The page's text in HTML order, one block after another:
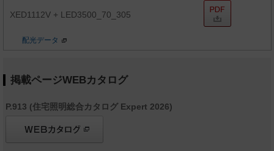
XED1112V + LED3500_70_305
配光データ
掲載ページWEBカタログ
P.913 (住宅照明総合カタログ Expert 2026)